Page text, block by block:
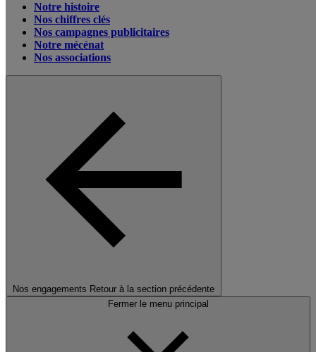
Notre histoire
Nos chiffres clés
Nos campagnes publicitaires
Notre mécénat
Nos associations
Nos engagements Retour à la section précédente
Fermer le menu principal